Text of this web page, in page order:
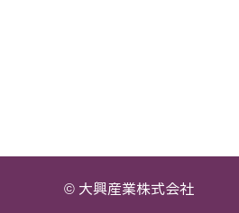
© 大興産業株式会社